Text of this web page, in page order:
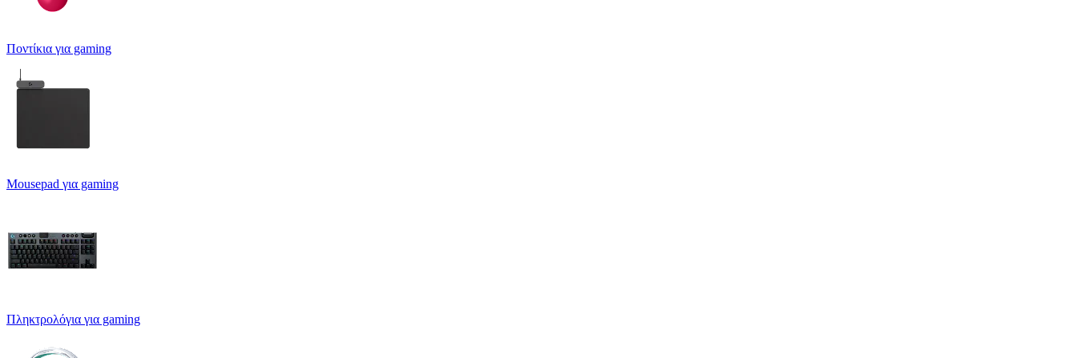
Ποντίκια για gaming
Mousepad για gaming
Πληκτρολόγια για gaming